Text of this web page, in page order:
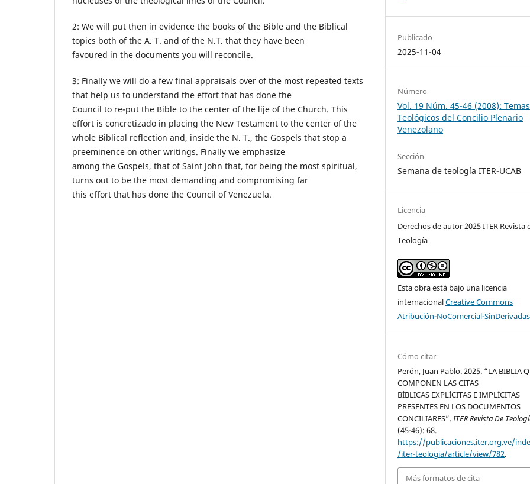
2: We will put then in evidence the books of the Bible and the Biblical
topics both of the A. T. and of the N.T. that they have been
favoured in the documents you will reconcile.
3: Finally we will do a few final appraisals over of the most repeated texts
that help us to understand the effort that has done the
Council to re-put the Bible to the center of the lije of the Church. This
effort is concretizado in placing the New Testament to the center of the
whole Biblical reflection and, inside the N. T., the Gospels that stop a
preeminence on other writings. Finally we emphasize
among the Gospels, that of Saint John that, for being the most spiritual,
turns out to be the most demanding and compromising far
this effort that has done the Council of Venezuela.
Publicado
2025-11-04
Número
Vol. 19 Núm. 45-46 (2008): Temas
Teológicos del Concilio Plenario
Venezolano
Sección
Semana de teología ITER-UCAB
Licencia
Derechos de autor 2025 ITER Revista
Teología
Esta obra está bajo una licencia
internacionalCreative Commons
Atribución-NoComercial-
Cómo citar
Perón, Juan Pablo. 2025. “LA BIBLIA
COMPONEN LAS CITAS
BÍBLICAS EXPLÍCITAS E IMPLÍCITAS
PRESENTES EN LOS DOCUMENTOS
CONCILIARES”.ITER Revista De
(45-46): 68.
https://publicaciones.iter.org.ve/
/iter-teologia/article/view/782.
Más formatos de cita